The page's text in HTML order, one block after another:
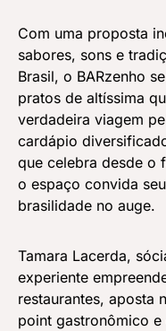
Com uma proposta
sabores, sons e
Brasil, o BARzenho
pratos de altíssima
verdadeira viagem
cardápio
que celebra desde o
o espaço convida
brasilidade no auge.
Tamara Lacerda,
experiente
restaurantes, aposta
point gastronômico